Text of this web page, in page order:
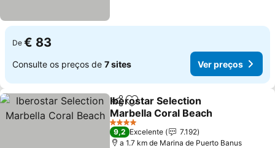
De € 83
Consulte os preços de 7 sites Ver preços
PartilharAdicionar aos favoritos
Iberostar Selection
Marbella Coral Beach
Ver preços
4 Estrelas
9,2 Excelente
7.192
a 1.7 km de Marina de Puerto Banus